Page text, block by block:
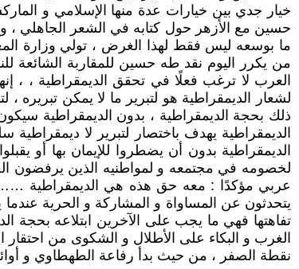
خيار جدي بين خيارات عدة منها الإسلامي و
حسين مع الأزهر حول كتابه في الشعر الجاهلي
ما بوسعه ليس فقط لهذا الغرض ، تولي وزارة
من يكرر اليوم نقد طه حسين للمقاربة
العرب لا ترغب فعلًا في تحقق الديمقراطية ، ،
لشعار الديمقراطية هو لتبرير ما لا يمكن تبريره
ذلك بحجة الديمقراطية ، بدون الديمقراطية
الديمقراطية يهدف باختصار لتبرير لا ديمقراطية
الديمقراطية بدون أن يضطروا للإيمان بها أو
لخصومه في مجتمعه و لمواطنيه الذين يرفضون
عربي مؤكدًا : معه حق هذه هي الديمقراطية ……
يتحدثون عن المساواة و المشاركة و الحرية عندما
تفاهتها فهي ما يجب على الآخرين ابتلاعه بحجة
الغرب و البكاء على الأطلال و الشكوى من احتقار
نقطة الصفر ، من حيث بدأ رفاعة الطهطاوي و